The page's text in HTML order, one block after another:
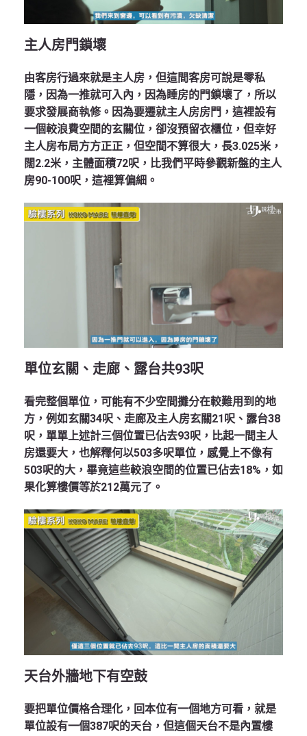
主人房門鎖壞
由客房行過來就是主人房，但這間客房可說是零私
隱，因為一推就可入內，因為睡房的門鎖壞了，所以
要求發展商執修。因為要遷就主人房房門，這裡設有
一個較浪費空間的玄關位，卻沒預留衣櫃位，但幸好
主人房布局方方正正，但空間不算很大，長3.025米，
闊2.2米，主體面積72呎，比我們平時參觀新盤的主人
房90-100呎，這裡算偏細。
單位玄關、走廊、露台共93呎
看完整個單位，可能有不少空間攤分在較難用到的地
方，例如玄關34呎、走廊及主人房玄關21呎、露台38
呎，單單上述計三個位置已佔去93呎，比起一間主人
房還要大，也解釋何以503多呎單位，感覺上不像有
503呎的大，畢竟這些較浪空間的位置已佔去18%，如
果化算樓價等於212萬元了。
天台外牆地下有空鼓
要把單位價格合理化，回本位有一個地方可看，就是
單位設有一個387呎的天台，但這個天台不是內置樓